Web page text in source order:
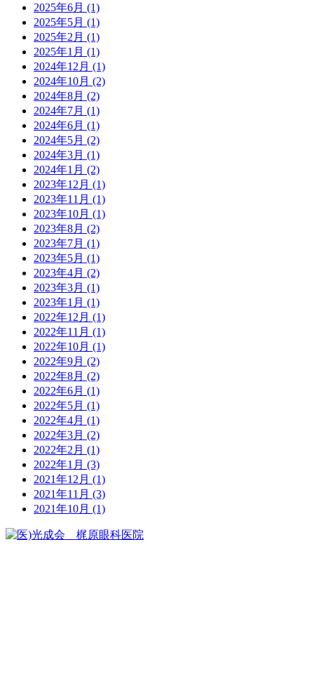
2025年6月 (1)
2025年5月 (1)
2025年2月 (1)
2025年1月 (1)
2024年12月 (1)
2024年10月 (2)
2024年8月 (2)
2024年7月 (1)
2024年6月 (1)
2024年5月 (2)
2024年3月 (1)
2024年1月 (2)
2023年12月 (1)
2023年11月 (1)
2023年10月 (1)
2023年8月 (2)
2023年7月 (1)
2023年5月 (1)
2023年4月 (2)
2023年3月 (1)
2023年1月 (1)
2022年12月 (1)
2022年11月 (1)
2022年10月 (1)
2022年9月 (2)
2022年8月 (2)
2022年6月 (1)
2022年5月 (1)
2022年4月 (1)
2022年3月 (2)
2022年2月 (1)
2022年1月 (3)
2021年12月 (1)
2021年11月 (3)
2021年10月 (1)